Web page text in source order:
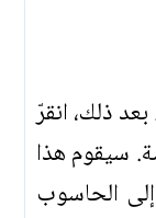
ذلك، انقرّ
سيقوم هذا
الحاسوب